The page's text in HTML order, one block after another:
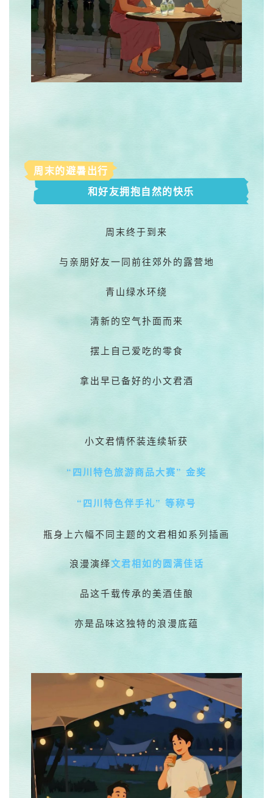
周末的避暑出行
和好友拥抱自然的快乐
周末终于到来
与亲朋好友一同前往郊外的露营地
青山绿水环绕
清新的空气扑面而来
摆上自己爱吃的零食
拿出早已备好的小文君酒
小文君情怀装连续斩获
“四川特色旅游商品大赛” 金奖
“四川特色伴手礼” 等称号
瓶身上六幅不同主题的文君相如系列插画
浪漫演绎文君相如的圆满佳话
品这千载传承的美酒佳酿
亦是品味这独特的浪漫底蕴